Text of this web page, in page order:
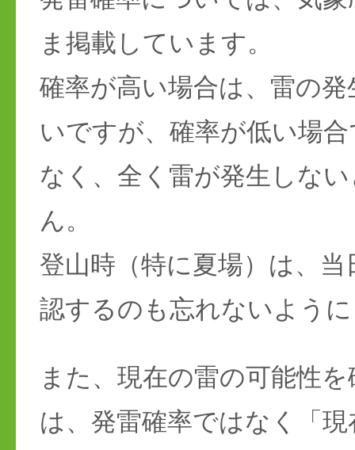
ま掲載しています。
確率が高い場合は、雷の
いですが、確率が低い場
なく、全く雷が発生しな
ん。
登山時（特に夏場）は、
認するのも忘れないよう
また、現在の雷の可能性
は、発雷確率ではなく「